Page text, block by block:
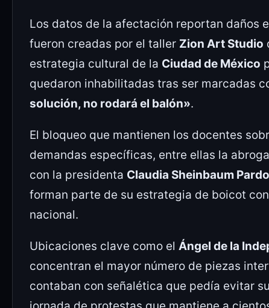
Los datos de la afectación reportan daños
fueron creadas por el taller Zion Art Studio
estrategia cultural de la Ciudad de México
quedaron inhabilitadas tras ser marcadas
solución, no rodará el balón».
El bloqueo que mantienen los docentes
demandas específicas, entre ellas la
con la presidenta Claudia Sheinbaum Pardo
forman parte de su estrategia de boicot
nacional.
Ubicaciones clave como el Ángel de la
concentran el mayor número de piezas
contaban con señalética que pedía evitar